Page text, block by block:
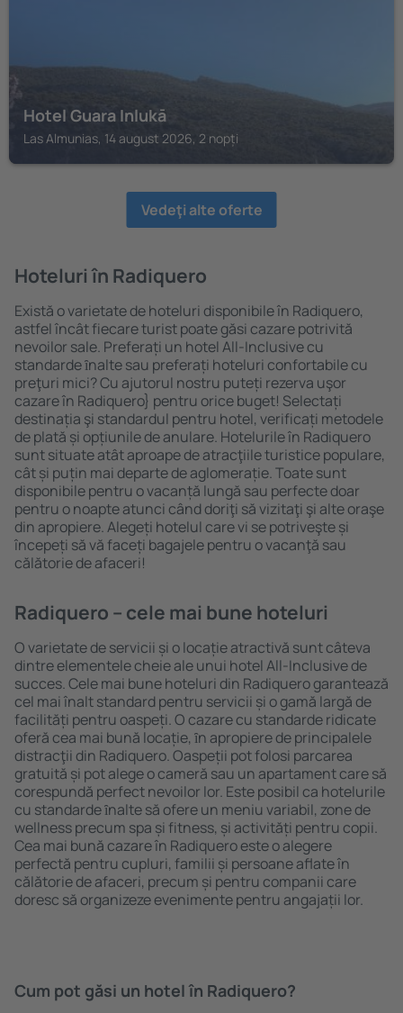
Hotel Guara Inlukā
Las Almunias, 14 august 2026, 2 nopți
Vedeţi alte oferte
Hoteluri în Radiquero
Există o varietate de hoteluri disponibile în Radiquero,
astfel încât fiecare turist poate găsi cazare potrivită
nevoilor sale. Preferați un hotel All-Inclusive cu
standarde ȋnalte sau preferați hoteluri confortabile cu
preţuri mici? Cu ajutorul nostru puteți rezerva uşor
cazare în Radiquero} pentru orice buget! Selectați
destinația şi standardul pentru hotel, verificați metodele
de plată și opțiunile de anulare. Hotelurile în Radiquero
sunt situate atât aproape de atracţiile turistice populare,
cât și puțin mai departe de aglomerație. Toate sunt
disponibile pentru o vacanță lungă sau perfecte doar
pentru o noapte atunci când doriţi să vizitaţi şi alte oraşe
din apropiere. Alegeți hotelul care vi se potriveşte și
începeți să vă faceți bagajele pentru o vacanţă sau
călătorie de afaceri!
Radiquero – cele mai bune hoteluri
O varietate de servicii și o locație atractivă sunt câteva
dintre elementele cheie ale unui hotel All-Inclusive de
succes. Cele mai bune hoteluri din Radiquero garantează
cel mai înalt standard pentru servicii și o gamă largă de
facilități pentru oaspeți. O cazare cu standarde ridicate
oferă cea mai bună locație, ȋn apropiere de principalele
distracţii din Radiquero. Oaspeții pot folosi parcarea
gratuită și pot alege o cameră sau un apartament care să
corespundă perfect nevoilor lor. Este posibil ca hotelurile
cu standarde ȋnalte să ofere un meniu variabil, zone de
wellness precum spa și fitness, și activități pentru copii.
Cea mai bună cazare în Radiquero este o alegere
perfectă pentru cupluri, familii și persoane aflate în
călătorie de afaceri, precum și pentru companii care
doresc să organizeze evenimente pentru angajații lor.
Cum pot găsi un hotel în Radiquero?